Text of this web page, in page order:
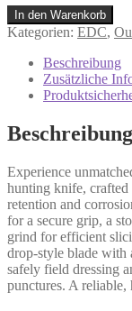
Indomitor
Wildtrack
Menge
In den Warenkorb
Kategorien: EDC,
Beschreibung
Zusätzliche
Beschreibung
Experience
hunting knife,
retention and
for a secure grip, a
grind for efficient
drop-style blade with
safely field dressing
punctures. A